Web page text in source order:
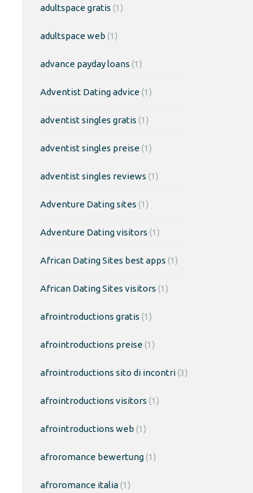
adultspace gratis (1)
adultspace web (1)
advance payday loans (1)
Adventist Dating advice(1)
adventist singles gratis (1)
adventist singles preise(1)
adventist singles reviews (1)
Adventure Dating sites (1)
Adventure Dating visitors (1)
African Dating Sites best apps (1)
African Dating Sites visitors (1)
afrointroductions gratis (1)
afrointroductions preise(1)
afrointroductions sito di incontri(3)
afrointroductions visitors (1)
afrointroductions web (1)
afroromance bewertung(1)
afroromance italia(1)